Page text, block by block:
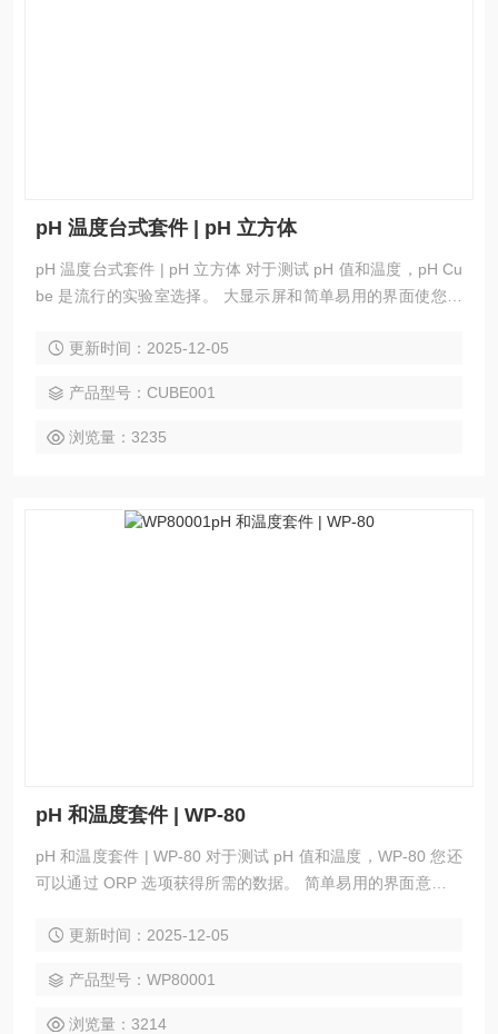
pH 温度台式套件 | pH 立方体
pH 温度台式套件 | pH 立方体 对于测试 pH 值和温度，pH Cu
be 是流行的实验室选择。 大显示屏和简单易用的界面使您可
明和学生证明。 pH Cube在澳大利亚设计和制造，适用于大
更新时间：2025-12-05
产品型号：CUBE001
浏览量：3235
pH 和温度套件 | WP-80
pH 和温度套件 | WP-80 对于测试 pH 值和温度，WP-80 您还
可以通过 ORP 选项获得所需的数据。 简单易用的界面意味着
0。 WP-80 在澳大利亚设计和制造，用于从矿山到肉类测试、
更新时间：2025-12-05
产品型号：WP80001
浏览量：3214